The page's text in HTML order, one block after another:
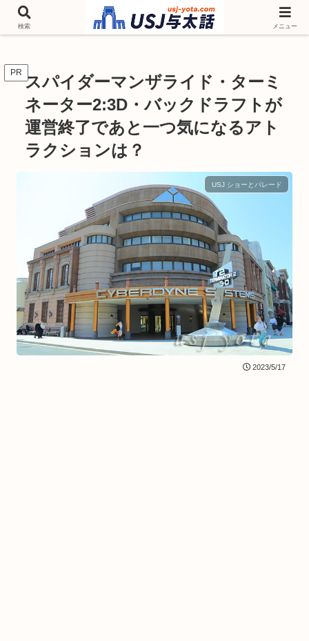
チケットやシーズンイベント ニンテンドーワールド アトラクションなどユニ
バを歩いて情報収集しています
PR スパイダーマンザライド・ターミ
ネーター2:3D・バックドラフトが
運営終了であと一つ気になるアト
ラクションは？
USJ ショーとパレード
2023/5/17
検索 メニュー